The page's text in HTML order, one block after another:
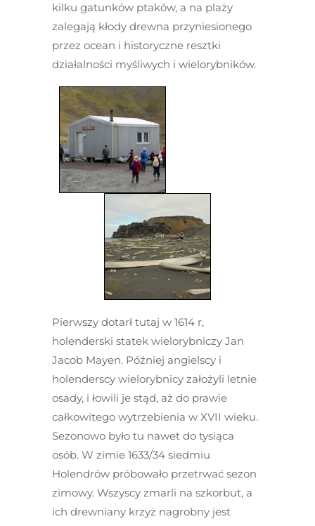
kilku gatunków ptaków, a na plaży
zalegają kłody drewna przyniesionego
przez ocean i historyczne resztki
działalności myśliwych i wielorybników.
Pierwszy dotarł tutaj w 1614 r,
holenderski statek wielorybniczy Jan
Jacob Mayen. Później angielscy i
holenderscy wielorybnicy założyli letnie
osady, i łowili je stąd, aż do prawie
całkowitego wytrzebienia w XVII wieku.
Sezonowo było tu nawet do tysiąca
osób. W zimie 1633/34 siedmiu
Holendrów próbowało przetrwać sezon
zimowy. Wszyscy zmarli na szkorbut, a
ich drewniany krzyż nagrobny jest